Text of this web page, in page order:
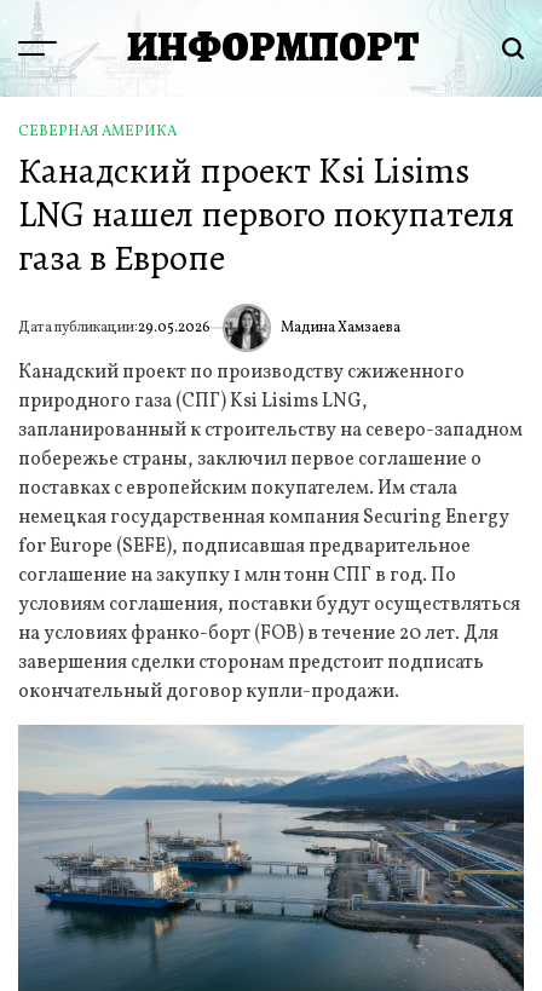
Перейти
содержимому
Menu ИНФОРМПОРТ
ОПУБЛИКОВАНО
В
СЕВЕРНАЯ АМЕРИКА
Канадский проект Ksi Lisims
LNG нашел первого покупателя
газа в Европе
Дата публикации:29.05.2026 ИА Мадина Хамзаева
Канадский проект по производству сжиженного
природного газа (СПГ) Ksi Lisims LNG,
запланированный к строительству на северо-западном
побережье страны, заключил первое соглашение о
поставках с европейским покупателем. Им стала
немецкая государственная компания Securing Energy
for Europe (SEFE), подписавшая предварительное
соглашение на закупку 1 млн тонн СПГ в год. По
условиям соглашения, поставки будут осуществляться
на условиях франко-борт (FOB) в течение 20 лет. Для
завершения сделки сторонам предстоит подписать
окончательный договор купли-продажи.